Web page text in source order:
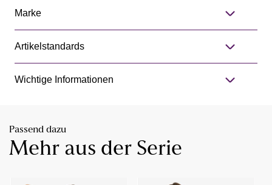
Marke
Artikelstandards
Wichtige Informationen
Passend dazu
Mehr aus der Serie